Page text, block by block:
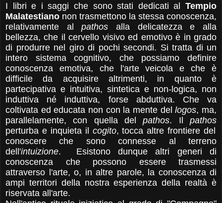
I libri e i saggi che sono stati dedicati al Tempio
Malatestiano non trasmettono la stessa conoscenza,
relativamente alpathos alla delicatezza e alla
bellezza, che il cervello visivo ed emotivo è in grado
di produrre nel giro di pochi secondi. Si tratta di un
intero sistema cognitivo, che possiamo definire
conoscenza emotiva, che l'arte veicola e che è
difficile da acquisire altrimenti, in quanto è
partecipativa e intuitiva, sintetica e non-logica, non
induttiva né induttiva, forse abduttiva. Che va
coltivata ed educata non con la mente dellogos, ma,
parallelamente, con quella delpathos. Ilpathos
perturba e inquieta il cogito, tocca altre frontiere del
conoscere che sono connesse al terreno
dell'intuizione.
Esistono dunque altri generi di
conoscenza che possono essere trasmessi
attraverso l'arte, o, in altre parole, la conoscenza di
ampi territori della nostra esperienza della realtà è
riservata all'arte.